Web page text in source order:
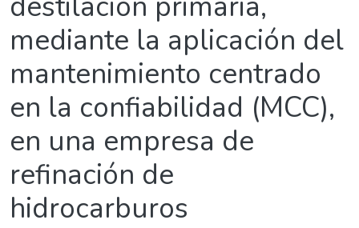
mediante la aplicación del
mantenimiento centrado
en la confiabilidad (MCC),
en una empresa de
refinación de
hidrocarburos